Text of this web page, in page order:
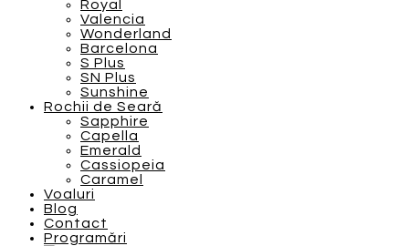
Royal
Valencia
Wonderland
Barcelona
S Plus
SN Plus
Sunshine
Rochii de Seară
Sapphire
Capella
Emerald
Cassiopeia
Caramel
Voaluri
Blog
Contact
Programări